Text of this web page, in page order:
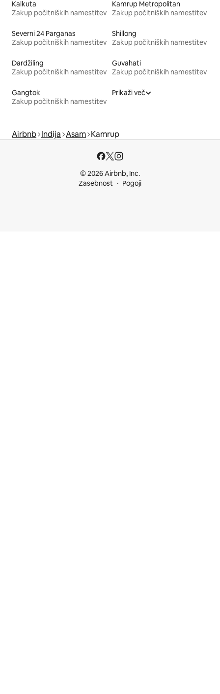
Kalkuta
Zakup počitniških namestitev
Kamrup Metropolitan
Zakup počitniških namestitev
Severni 24 Parganas
Zakup počitniških namestitev
Shillong
Zakup počitniških namestitev
Dardžiling
Zakup počitniških namestitev
Guvahati
Zakup počitniških namestitev
Gangtok
Zakup počitniških namestitev
Prikaži več
Airbnb Indija Asam Kamrup
© 2026 Airbnb, Inc.
Zasebnost
Pogoji